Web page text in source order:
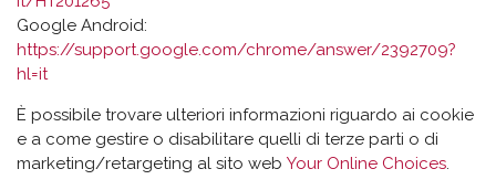
Google Android:
https://support.google.com/chrome/answer/2392709?
hl=it
È possibile trovare ulteriori informazioni riguardo ai cookie
e a come gestire o disabilitare quelli di terze parti o di
marketing/retargeting al sito web Your Online Choices.